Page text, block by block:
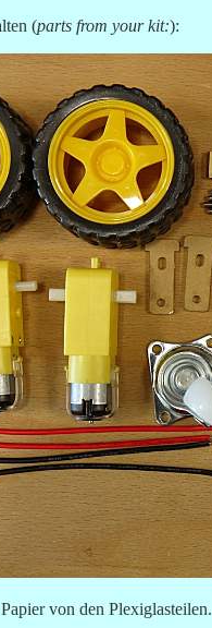
(parts from your kit:):
von den Plexiglasteilen.